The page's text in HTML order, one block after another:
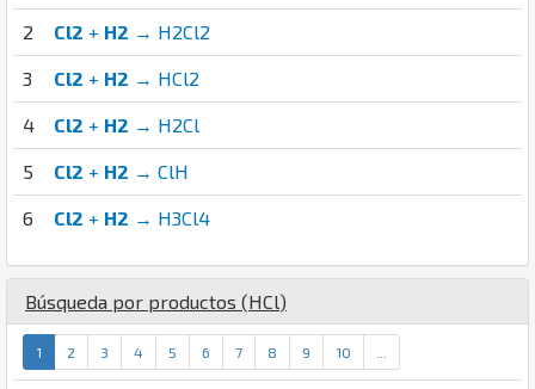
2 Cl2 + H2 → H2Cl2
3 Cl2 + H2 → HCl2
4 Cl2 + H2 → H2Cl
5 Cl2 + H2 → ClH
6 Cl2 + H2 → H3Cl4
Búsqueda por productos (HCl)
1 2 3 4 5 6 7 8 9 10